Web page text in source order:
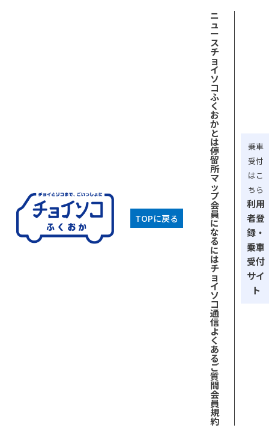
TOPに戻る
ニ
ュ
ー
ス
チ
ョ
イ
ソ
コ
ふ
く
お
か
と
は
停
留
所
マ
ッ
プ
会
員
に
な
る
に
は
チ
ョ
イ
ソ
コ
通
信
よ
く
あ
る
ご
質
問
会
員
規
約
乗車
受付
はこ
ちら
利用
者登
録・
乗車
受付
サイ
ト